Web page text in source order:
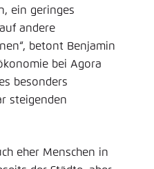
ein geringes
andere
betont Benjamin
bei Agora
besonders
steigenden
eher Menschen in